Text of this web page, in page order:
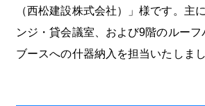
（西松建設株式会社）」様です。主
ンジ・貸会議室、および9階のルー
ブースへの什器納入を担当いたしまし